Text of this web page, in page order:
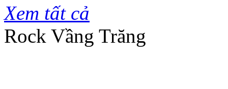
Xem tất cả
Rock Vầng Trăng